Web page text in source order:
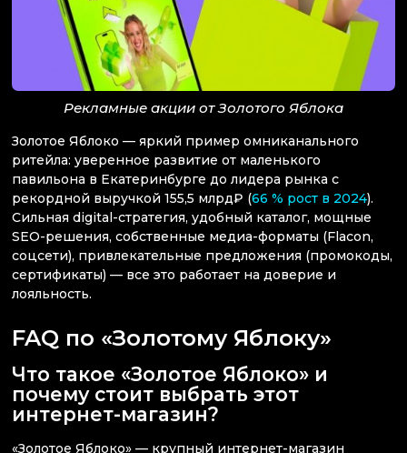
Рекламные акции от Золотого Яблока
Золотое Яблоко — яркий пример омниканального
ритейла: уверенное развитие от маленького
павильона в Екатеринбурге до лидера рынка с
рекордной выручкой 155,5 млрд₽ (66 % рост в 2024).
Сильная digital-стратегия, удобный каталог, мощные
SEO-решения, собственные медиа-форматы (Flacon,
соцсети), привлекательные предложения (промокоды,
сертификаты) — все это работает на доверие и
лояльность.
FAQ по «Золотому Яблоку»
Что такое «Золотое Яблоко» и
почему стоит выбрать этот
интернет-магазин?
«Золотое Яблоко» — крупный интернет-магазин